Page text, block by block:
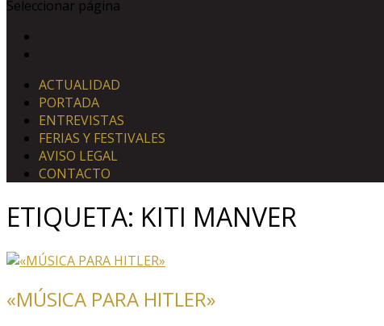
Seleccionar página
ACTUALIDAD
PORTADA
ENTREVISTAS
FERIAS Y FESTIVALES
AVISO LEGAL
CONTACTO
ETIQUETA: KITI MANVER
«MÚSICA PARA HITLER»